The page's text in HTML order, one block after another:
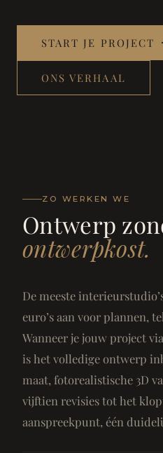
START JE PROJECT
ONS VERHAAL
ZO WERKEN WE
Ontwerp
ontwerpkost.
De meeste
euro’s aan voor plannen,
Wanneer je jouw project
is het volledige ontwerp
maat, fotorealistische 3D
vijftien revisies tot het
aanspreekpunt, één